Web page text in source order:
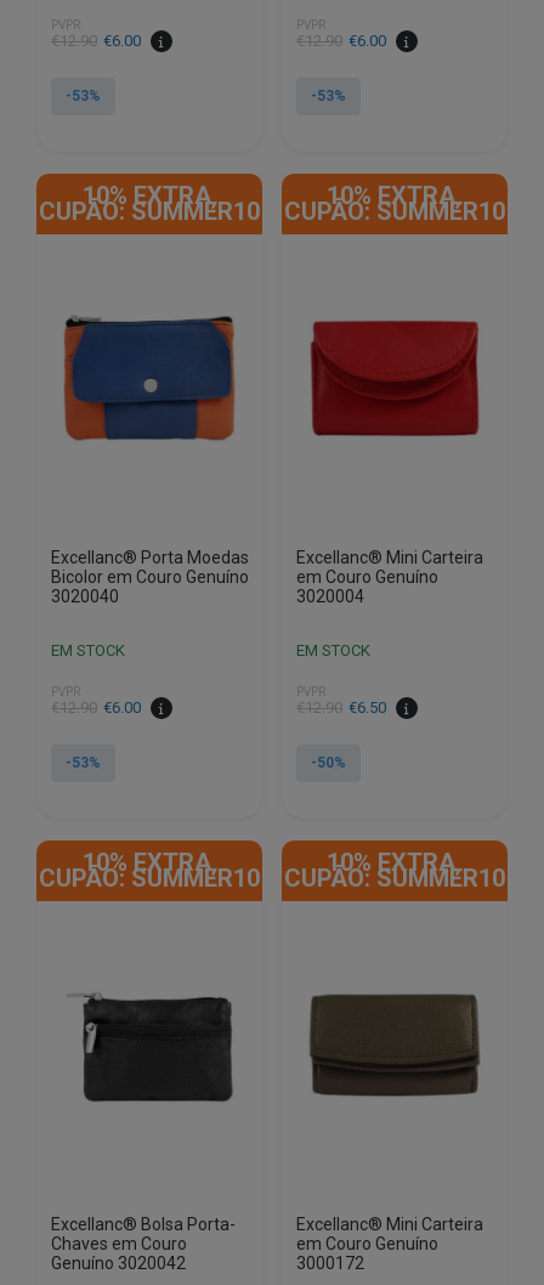
PVPR
€12.90
O
original
€6.00
O
atual
-53%
PVPR
€12.90
O
original
€6.00
O
atual
-53%
10% EXTRA,
CUPÃO: SUMMER10
Excellanc® Porta Moedas
Bicolor em Couro Genuíno
3020040
EM STOCK
PVPR
€12.90
O
original
€6.00
O
atual
-53%
10% EXTRA,
CUPÃO: SUMMER10
Excellanc® Mini Carteira
em Couro Genuíno
3020004
EM STOCK
PVPR
€12.90
O
original
€6.50
O
atual
-50%
10% EXTRA,
CUPÃO: SUMMER10
Excellanc® Bolsa Porta-
Chaves em Couro
Genuíno 3020042
10% EXTRA,
CUPÃO: SUMMER10
Excellanc® Mini Carteira
em Couro Genuíno
3000172